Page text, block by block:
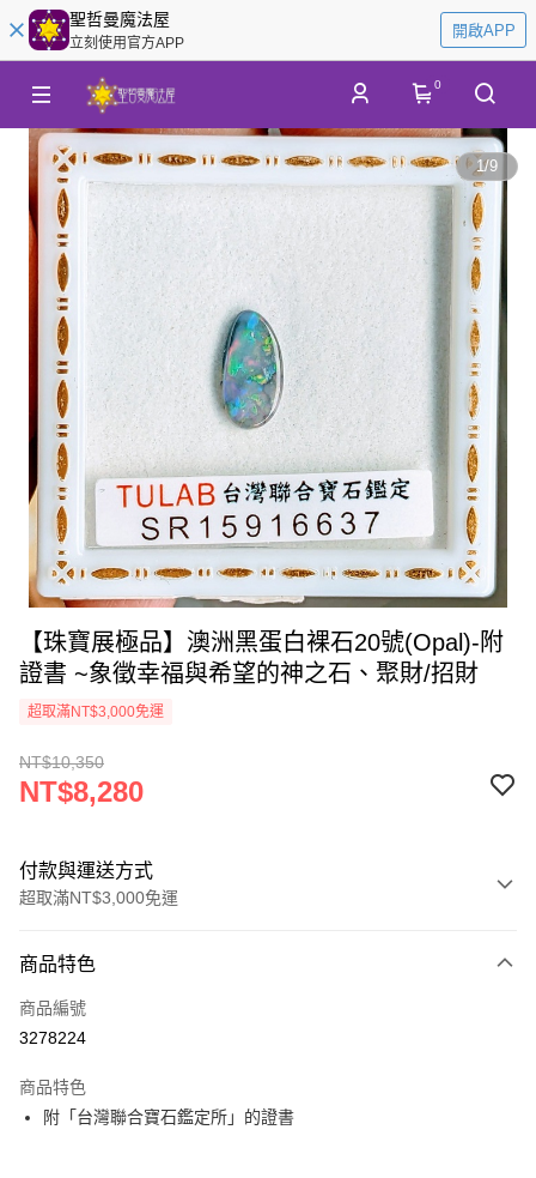
聖哲曼魔法屋
立刻使用官方APP
開啟APP
0
1/9
【珠寶展極品】澳洲黑蛋白裸石20號(Opal)-附
證書 ~象徵幸福與希望的神之石、聚財/招財
超取滿NT$3,000免運
NT$10,350
NT$8,280
付款與運送方式
超取滿NT$3,000免運
信用卡一次付款
超商取貨付款
Apple Pay
商品特色
商品編號
3278224
商品特色
附「台灣聯合寶石鑑定所」的證書